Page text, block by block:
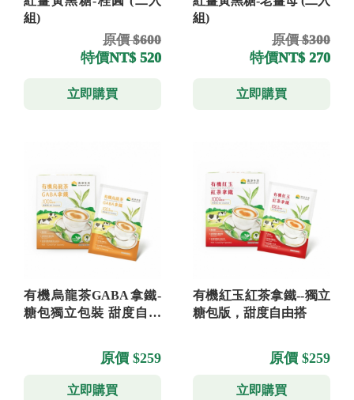
組)
原價 $600
特價NT$ 520
立即購買
組)
原價 $300
特價NT$ 270
立即購買
有機烏龍茶GABA拿鐵-
糖包獨立包裝 甜度自由
原價 $259
立即購買
有機紅玉紅茶拿鐵--獨立
糖包版，甜度自由搭
原價 $259
立即購買